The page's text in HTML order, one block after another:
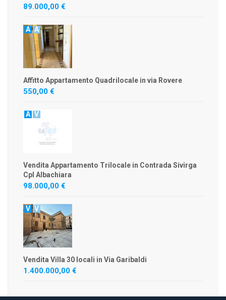
89.000,00 €
A A
Affitto Appartamento Quadrilocale in via Rovere
550,00 €
A V
Vendita Appartamento Trilocale in Contrada Sivirga
Cpl Albachiara
98.000,00 €
V V
Vendita Villa 30 locali in Via Garibaldi
1.400.000,00 €